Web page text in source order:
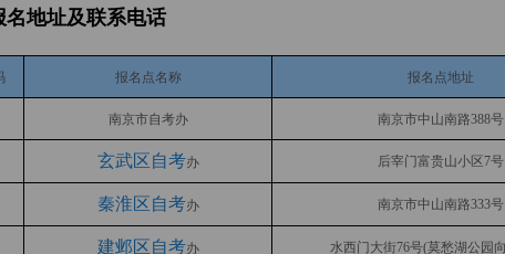
地址及联系电话
报名点名称 报名点地址
南京市自考办 南京市中山南路388号
玄武区自考办 后宰门富贵山小区7号
秦淮区自考办 南京市中山南路333号
建邺区自考办 水西门大街76号(莫愁湖公园